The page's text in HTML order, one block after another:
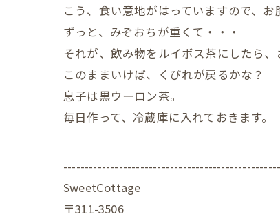
こう、食い意地がはっていますので、お
ずっと、みぞおちが重くて・・・
それが、飲み物をルイボス茶にしたら
このままいけば、くびれが戻るかな？
息子は黒ウーロン茶。
毎日作って、冷蔵庫に入れておきます。
SweetCottage
〒311-3506